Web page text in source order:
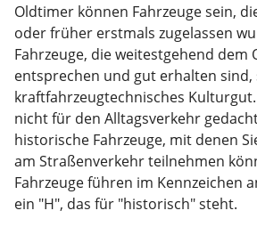
Oldtimer können Fahrzeuge sein,
oder früher erstmals zugelassen
Fahrzeuge, die weitestgehend dem
entsprechen und gut erhalten sind,
kraftfahrzeugtechnisches
nicht für den Alltagsverkehr
historische Fahrzeuge, mit denen
am Straßenverkehr teilnehmen
Fahrzeuge führen im Kennzeichen
ein "H", das für "historisch" steht.